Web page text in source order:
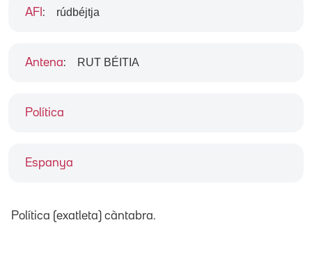
Política
Espanya
AFI : rúdbéjtja
Antena: RUT BÉITIA
Política (exatleta) càntabra.